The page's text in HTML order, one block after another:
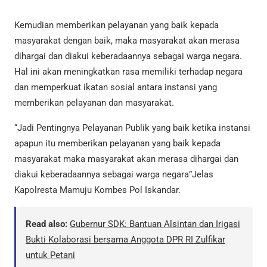
Kemudian memberikan pelayanan yang baik kepada
masyarakat dengan baik, maka masyarakat akan merasa
dihargai dan diakui keberadaannya sebagai warga negara.
Hal ini akan meningkatkan rasa memiliki terhadap negara
dan memperkuat ikatan sosial antara instansi yang
memberikan pelayanan dan masyarakat.
“Jadi Pentingnya Pelayanan Publik yang baik ketika instansi
apapun itu memberikan pelayanan yang baik kepada
masyarakat maka masyarakat akan merasa dihargai dan
diakui keberadaannya sebagai warga negara”Jelas
Kapolresta Mamuju Kombes Pol Iskandar.
Read also: Gubernur SDK: Bantuan Alsintan dan Irigasi
Bukti Kolaborasi bersama Anggota DPR RI Zulfikar
untuk Petani